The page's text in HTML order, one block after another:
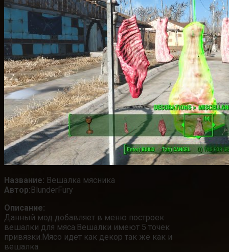
Название: Вешалка мясника
Автор:BlunderFury
Описание:
Данный мод добавляет в меню построек
вешалки для мяса.Вешалки имеют 5 точек
привязки.Мясо идет как декор так же как и
вешалка.